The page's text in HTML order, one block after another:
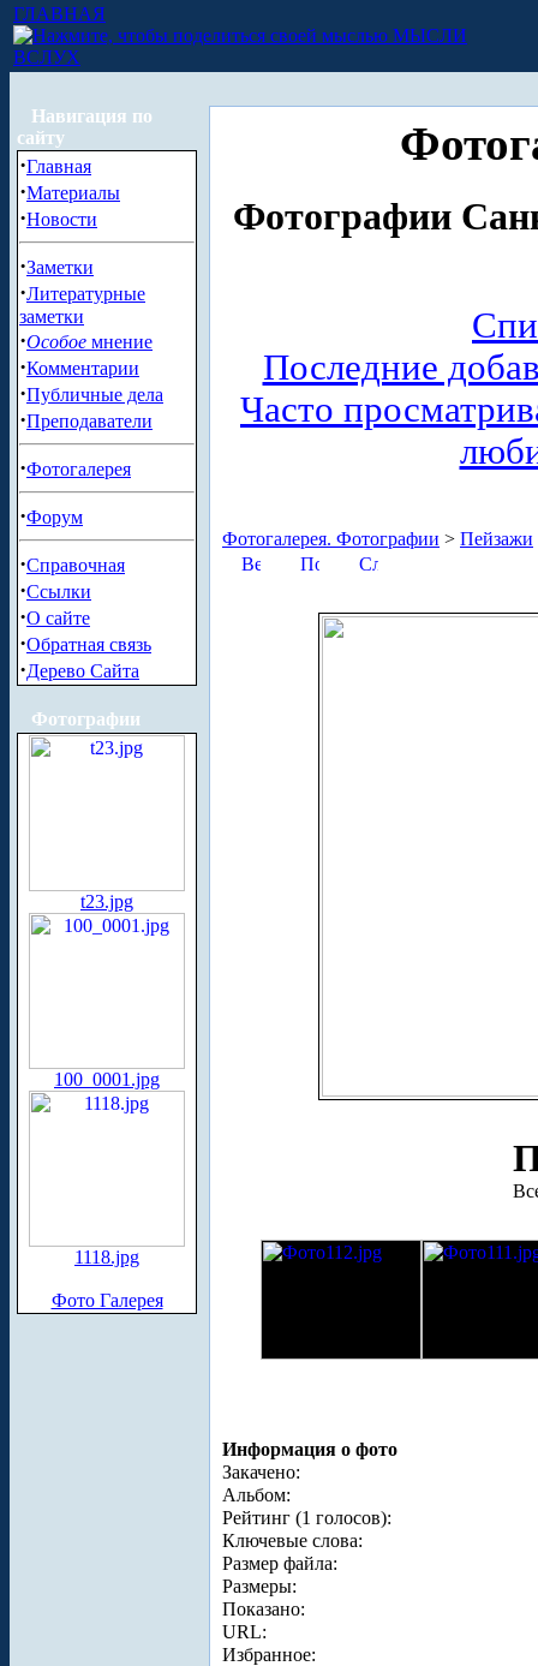
ГЛАВНАЯ
МЫСЛИ
ВСЛУХ
Навигация по
сайту
·Главная
·Материалы
·Новости
·Заметки
·Литературные
заметки
·Особое мнение
·Комментарии
·Публичные дела
·Преподаватели
·Фотогалерея
·Форум
·Справочная
·Ссылки
·О сайте
·Обратная связь
·Дерево Сайта
Фотографии
t23.jpg
100_0001.jpg
1118.jpg
Фото Галерея
Фотографии
Последние
Часто
Фотогалерея. Фотографии > Пейзажи
Информация о фото
Закачено:
Альбом:
Рейтинг (1 голосов):
Ключевые слова:
Размер файла:
Размеры:
Показано:
URL:
Избранное: